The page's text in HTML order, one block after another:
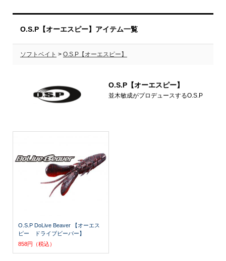
O.S.P【オーエスピー】アイテム一覧
ソフトベイト > O.S.P【オーエスピー】
O.S.P【オーエスピー】
並木敏成がプロデュースするO.S.P
O.S.P DoLive Beaver 【オーエス
ピー ドライブビーバー】
858円（税込）